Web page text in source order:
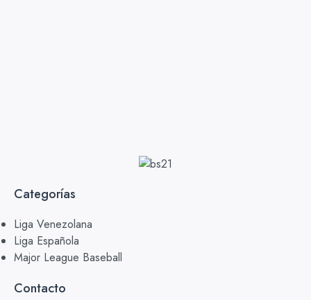
Categorías
Liga Venezolana
Liga Española
Major League Baseball
Contacto